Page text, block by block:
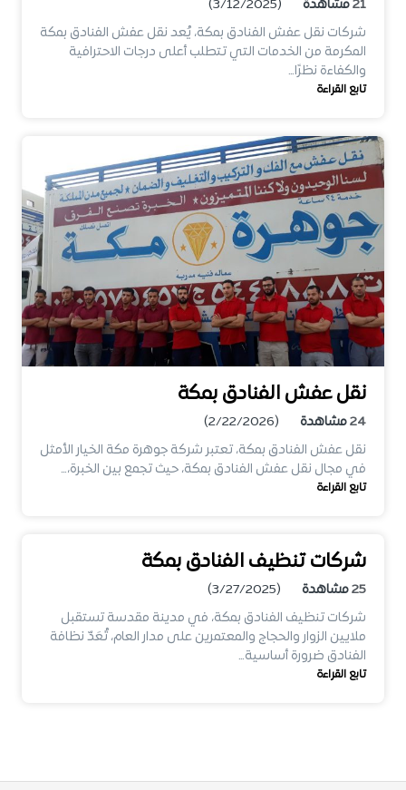
21مشاهدة
(3/12/2025)
شركات نقل عفش الفنادق بمكة، يُعد نقل عفش الفنادق بمكة
المكرمة من الخدمات التي تتطلب أعلى درجات الاحترافية
والكفاءة نظرًا…
تابع القراءة
نقل عفش الفنادق بمكة
24مشاهدة
(2/22/2026)
نقل عفش الفنادق بمكة، تعتبر شركة جوهرة مكة الخيار الأمثل
في مجال نقل عفش الفنادق بمكة، حيث تجمع بين الخبرة،…
تابع القراءة
شركات تنظيف الفنادق بمكة
25مشاهدة
(3/27/2025)
شركات تنظيف الفنادق بمكة، في مدينة مقدسة تستقبل
ملايين الزوار والحجاج والمعتمرين على مدار العام، تُعَدّ نظافة
الفنادق ضرورة أساسية…
تابع القراءة